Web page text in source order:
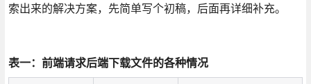
索出来的解决方案，先简单写个初稿，后面再详细补充。
表一：前端请求后端下载文件的各种情况